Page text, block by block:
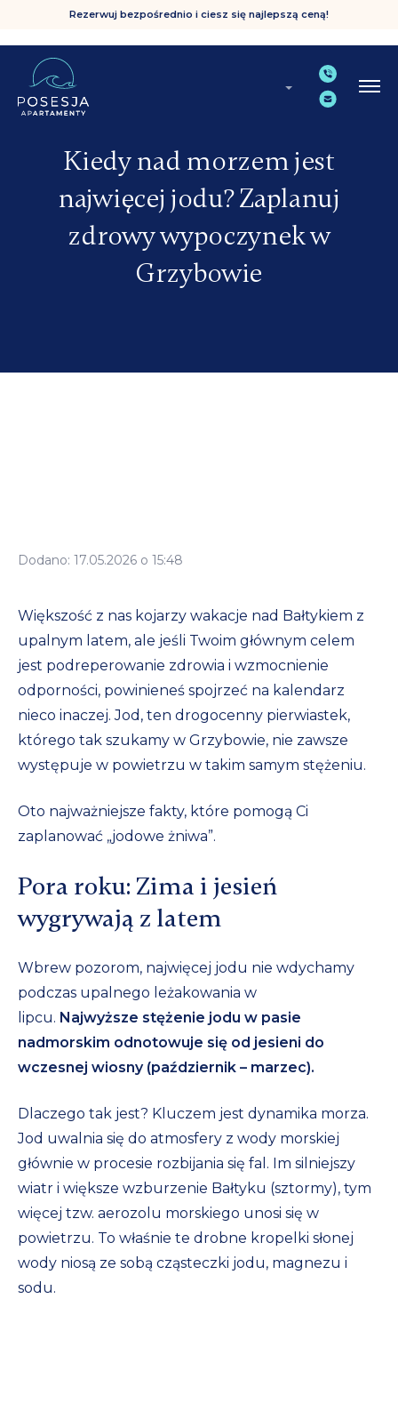
Rezerwuj bezpośrednio i ciesz się najlepszą ceną!
Kiedy nad morzem jest
najwięcej jodu? Zaplanuj
zdrowy wypoczynek w
Grzybowie
Dodano: 17.05.2026 o 15:48
Większość z nas kojarzy wakacje nad Bałtykiem z
upalnym latem, ale jeśli Twoim głównym celem
jest podreperowanie zdrowia i wzmocnienie
odporności, powinieneś spojrzeć na kalendarz
nieco inaczej. Jod, ten drogocenny pierwiastek,
którego tak szukamy w Grzybowie, nie zawsze
występuje w powietrzu w takim samym stężeniu.
Oto najważniejsze fakty, które pomogą Ci
zaplanować „jodowe żniwa”.
Pora roku: Zima i jesień
wygrywają z latem
Wbrew pozorom, najwięcej jodu nie wdychamy
podczas upalnego leżakowania w
lipcu. Najwyższe stężenie jodu w pasie
nadmorskim odnotowuje się od jesieni do
wczesnej wiosny (październik – marzec).
Dlaczego tak jest? Kluczem jest dynamika morza.
Jod uwalnia się do atmosfery z wody morskiej
głównie w procesie rozbijania się fal. Im silniejszy
wiatr i większe wzburzenie Bałtyku (sztormy), tym
więcej tzw. aerozolu morskiego unosi się w
powietrzu. To właśnie te drobne kropelki słonej
wody niosą ze sobą cząsteczki jodu, magnezu i
sodu.